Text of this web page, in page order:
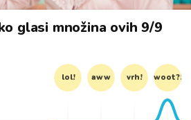
glasi množina ovih 9/9
lol! aww vrh! woot?!